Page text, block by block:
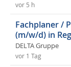
vor 5 h
Fachplaner /
(m/w/d) in
DELTA Gruppe
vor 1 Tag